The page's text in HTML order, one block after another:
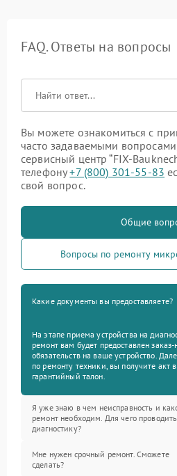
FAQ. Ответы на вопросы
Вы можете ознакомиться с
часто задаваемыми
сервисный центр “FIX-
телефону+7 (800) 301-55-83
свой вопрос.
Общие
Вопросы по ремонту
Какие документы вы предоставляете?
На этапе приема устройства на
ремонт вам будет предоставлен
обязательств на ваше устройство.
по ремонту техники, вы получите акт
гарантийный талон.
Я уже знаю в чем неисправность и
ремонт необходим. Для чего проводить
диагностику?
Мне нужен срочный ремонт. Сможете
сделать?